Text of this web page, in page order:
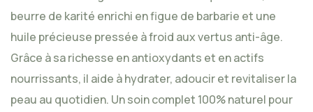
beurre de karité enrichi en figue de barbarie et une
huile précieuse pressée à froid aux vertus anti-âge.
Grâce à sa richesse en antioxydants et en actifs
nourrissants, il aide à hydrater, adoucir et revitaliser la
peau au quotidien. Un soin complet 100% naturel pour